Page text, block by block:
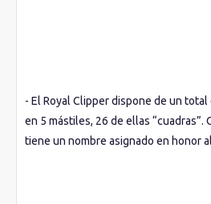
- El Royal Clipper dispone de un
en 5 mástiles, 26 de ellas “cuadras”.
tiene un nombre asignado en honor